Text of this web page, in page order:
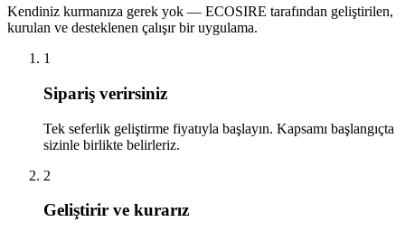
Kendiniz kurmanıza gerek yok — ECOSIRE tarafından geliştirilen,
kurulan ve desteklenen çalışır bir uygulama.
1
Sipariş verirsiniz
Tek seferlik geliştirme fiyatıyla başlayın. Kapsamı başlangıçta
sizinle birlikte belirleriz.
2
Geliştirir ve kurarız